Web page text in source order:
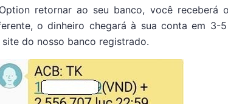
retornar ao seu banco, você receberá
o dinheiro chegará à sua conta em 3-
do nosso banco registrado.